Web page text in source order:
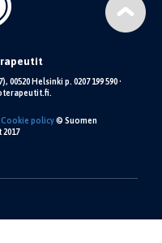
Helsinki p. 0207 199 590 •
Cookie policy© Suomen